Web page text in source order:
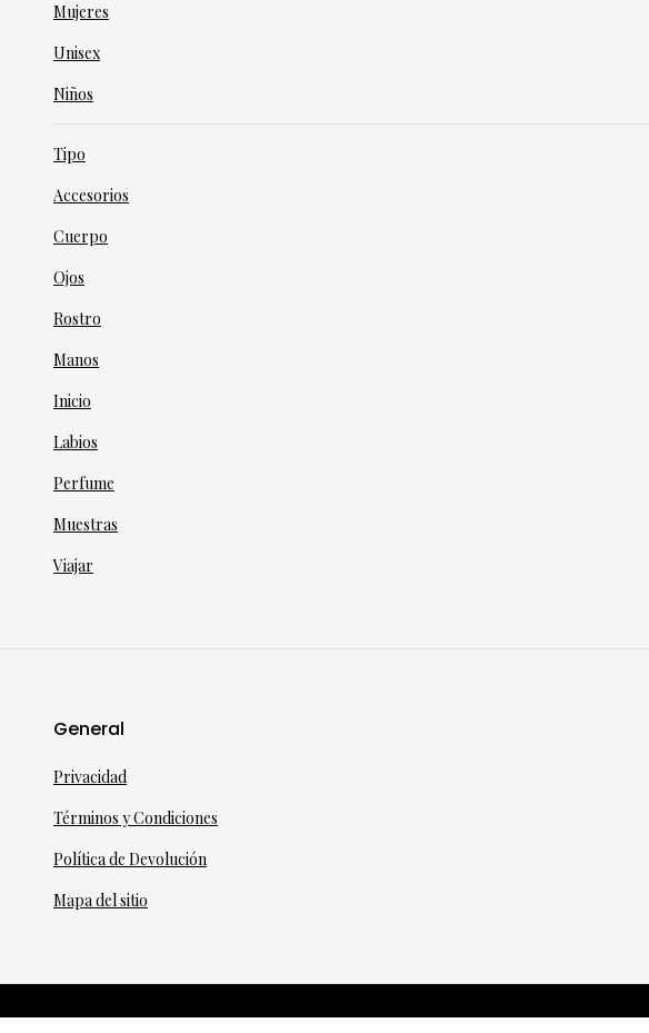
Mujeres
Unisex
Niños
Tipo
Accesorios
Cuerpo
Ojos
Rostro
Manos
Inicio
Labios
Perfume
Muestras
Viajar
General
Privacidad
Términos y Condiciones
Política de Devolución
Mapa del sitio